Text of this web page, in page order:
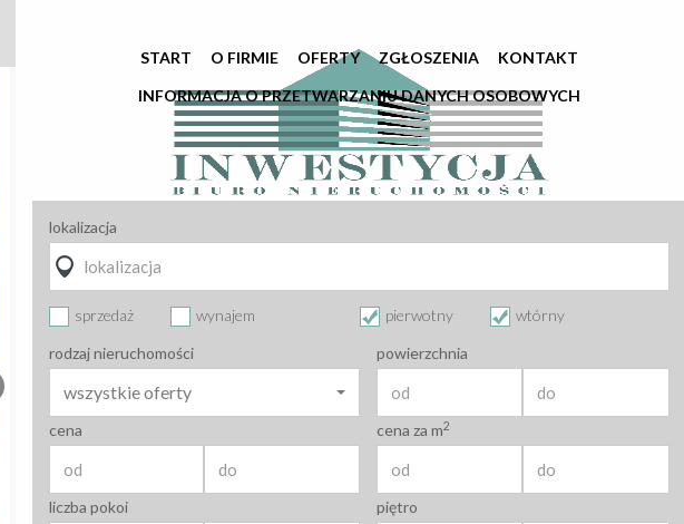
START O FIRMIE OFERTY ZGŁOSZENIA
KONTAKT
INFORMACJA O PRZETWARZANIU DANYCH OSOBOWYCH
lokalizacja
sprzedaż wynajem pierwotny
wtórny
rodzaj nieruchomości
wszystkie oferty
powierzchnia
cena cena za m2
liczba pokoi piętro